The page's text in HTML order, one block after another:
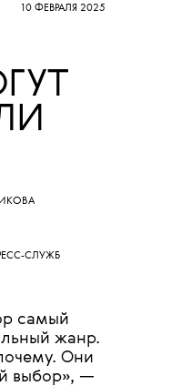
10 ФЕВРАЛЯ 2025
СЛУЖБ
самый
жанр.
Они
выбор», —